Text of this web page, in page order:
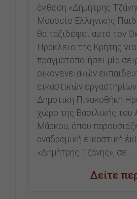
έκθεση «Δημήτρης
Μουσείο Ελληνικής
θα ταξιδέψει αυτό τον
Ηράκλειο της Κρήτης για
πραγματοποιήσει μία
οικογενειακών
εικαστικών
Δημοτική Πινακοθήκη
χώρο της Βασιλικής του
Μάρκου, όπου
αναδρομική εικαστική
«Δημήτρης Τζάνης», σε…
Δείτε